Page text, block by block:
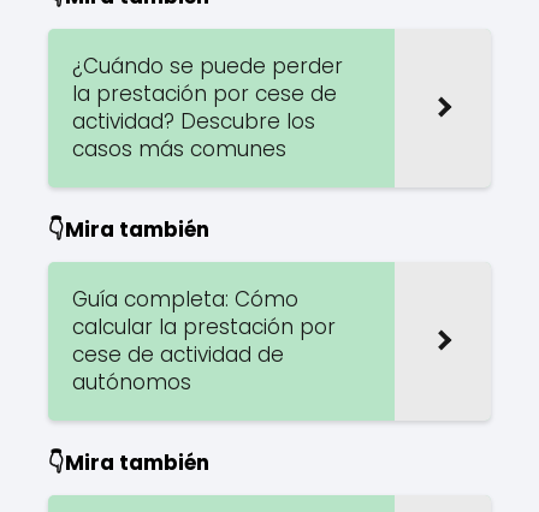
¿Cuándo se puede perder
la prestación por cese de
actividad? Descubre los
casos más comunes
👇Mira también
Guía completa: Cómo
calcular la prestación por
cese de actividad de
autónomos
👇Mira también